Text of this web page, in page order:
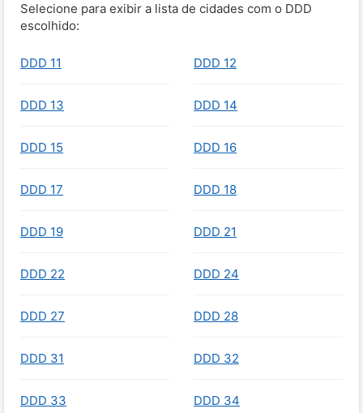
Selecione para exibir a lista de cidades com o DDD
escolhido:
DDD 11 DDD 12
DDD 13 DDD 14
DDD 15 DDD 16
DDD 17 DDD 18
DDD 19 DDD 21
DDD 22 DDD 24
DDD 27 DDD 28
DDD 31 DDD 32
DDD 33 DDD 34